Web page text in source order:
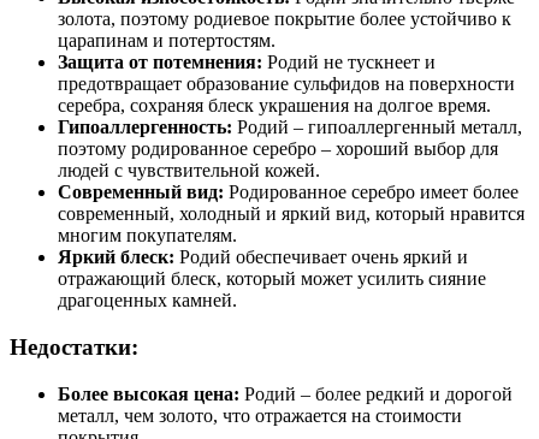
золота, поэтому родиевое покрытие более устойчиво к
царапинам и потертостям.
Защита от потемнения: Родий не тускнеет и
предотвращает образование сульфидов на поверхности
серебра, сохраняя блеск украшения на долгое время.
Гипоаллергенность: Родий – гипоаллергенный металл,
поэтому родированное серебро – хороший выбор для
людей с чувствительной кожей.
Современный вид: Родированное серебро имеет более
современный, холодный и яркий вид, который нравится
многим покупателям.
Яркий блеск: Родий обеспечивает очень яркий и
отражающий блеск, который может усилить сияние
драгоценных камней.
Недостатки:
Более высокая цена: Родий – более редкий и дорогой
металл, чем золото, что отражается на стоимости